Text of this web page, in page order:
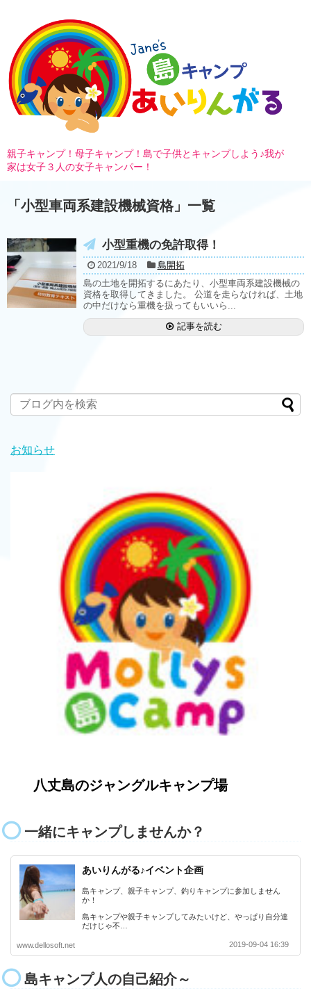
親子キャンプ！母子キャンプ！島で子供とキャンプしよう♪我が
家は女子３人の女子キャンパー！
「 小型車両系建設機械資格 」 一覧
小型重機の免許取得！
2021/9/18
島開拓
島の土地を開拓するにあたり、小型車両系建設機械の
資格を取得してきました。 公道を走らなければ、土地
の中だけなら重機を扱ってもいいら...
記事を読む
お知らせ
八丈島のジャングルキャンプ場
一緒にキャンプしませんか？
あいりんがる♪イベント企画
島キャンプ、親子キャンプ、釣りキャンプに参加しません
か！
島キャンプや親子キャンプしてみたいけど、やっぱり自分達
だけじゃ不…
www.dellosoft.net 2019-09-04 16:39
島キャンプ人の自己紹介～